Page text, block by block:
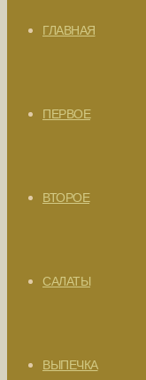
ГЛАВНАЯ
ПЕРВОЕ
ВТОРОЕ
САЛАТЫ
ВЫПЕЧКА